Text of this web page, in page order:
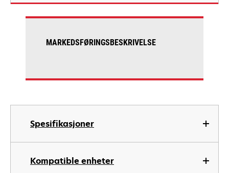
Spesifikasjoner
Kompatible enheter
MARKEDSFØRINGSBESKRIVELSE